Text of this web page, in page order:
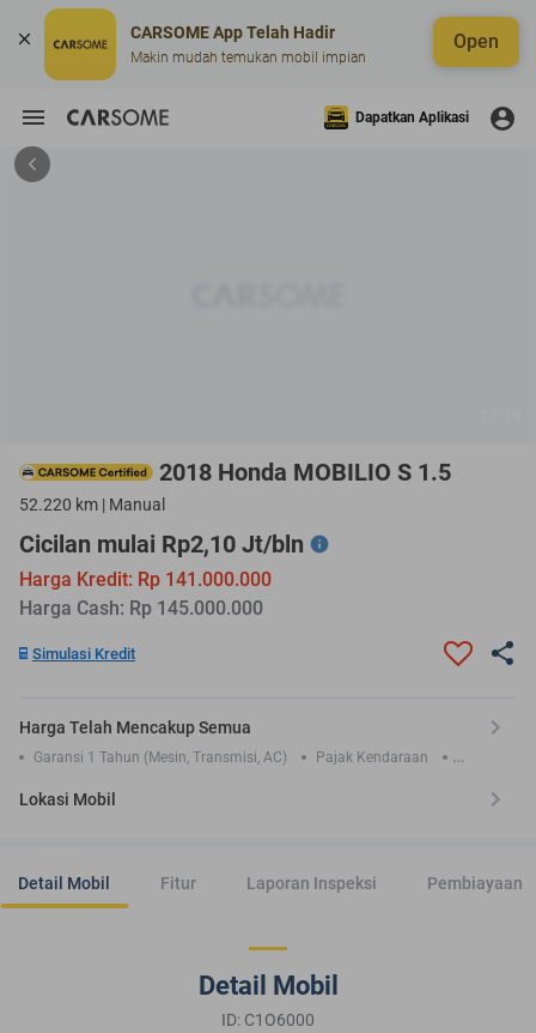
CARSOME App Telah Hadir
Makin mudah temukan mobil impian
Open
Dapatkan Aplikasi
2018 Honda MOBILIO S 1.5
52.220 km | Manual
Cicilan mulai Rp2,10 Jt/bln
Harga Kredit: Rp 141.000.000
Harga Cash: Rp 145.000.000
Simulasi Kredit
Harga Telah Mencakup Semua
Garansi 1 Tahun (Mesin, Transmisi, AC)
Pajak Kendaraan
Lokasi Mobil
Detail Mobil Fitur Laporan Inspeksi Pembiayaan
Detail Mobil
ID: C1O6000